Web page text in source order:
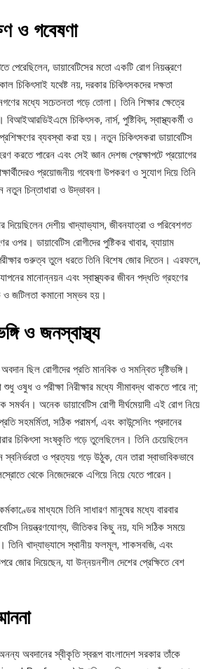
ও গবেষণা
পেরেছিলেন, ডায়াবেটিসের মতো একটি রোগ নিয়ন্ত্রণে
চিকিৎসাই যথেষ্ট নয়, দরকার চিকিৎসকদের দক্ষতা
মধ্যে সচেতনতা গড়ে তোলা। তিনি শিক্ষার ক্ষেত্রে
চিকিৎসক, নার্স, পুষ্টিবিদ, স্বাস্থ্যকর্মী ও
ব্যবস্থা করা হয়। নতুন চিকিৎসকরা ডায়াবেটিস
করতে পারেন এবং সেই জ্ঞান দেশজ প্রেক্ষাপটে প্রয়োগের
প্রয়োজনীয় গবেষণা উপকরণ ও সুযোগ দিয়ে তিনি
চিন্তাধারা ও উদ্ভাবন।
দিয়েছিলেন দেশীয় খাদ্যাভ্যাস, জীবনযাত্রা ও পরিবেশগত
ওপর। ডায়াবেটিস রোগীদের পুষ্টিকর খাবার, ব্যায়াম
গুরুত্ব তুলে ধরতে তিনি বিশেষ জোর দিতেন। এরফলে,
মানোন্নয়ন এবং স্বাস্থ্যকর জীবন পদ্ধতি গ্রহণের
ও জটিলতা কমানো সম্ভব হয়।
ও জনস্বাস্থ্য
ছিল রোগীদের প্রতি মানবিক ও সমন্বিত দৃষ্টিভঙ্গি।
ওষুধ ও পরীক্ষা নিরীক্ষার মধ্যে সীমাবদ্ধ থাকতে পারে না;
সমর্থন। অনেক ডায়াবেটিস রোগী দীর্ঘমেয়াদী এই রোগ নিয়ে
সহমর্মিতা, সঠিক পরামর্শ, এবং কাউন্সেলিং প্রদানের
চিকিৎসা সংষ্কৃতি গড়ে তুলেছিলেন। তিনি চেয়েছিলেন
স্বনির্ভরতা ও প্রত্যয় গড়ে উঠুক, যেন তারা স্বাভাবিকভাবে
থেকে নিজেদেরকে এগিয়ে নিয়ে যেতে পারেন।
মাধ্যমে তিনি সাধারণ মানুষের মধ্যে বারবার
নিয়ন্ত্রণযোগ্য, ভীতিকর কিছু নয়, যদি সঠিক সময়ে
তিনি খাদ্যাভ্যাসে স্থানীয় ফলমূল, শাকসবজি, এবং
জোর দিয়েছেন, যা উন্নয়নশীল দেশের প্রেক্ষিতে বেশ
অবদানের স্বীকৃতি স্বরূপ বাংলাদেশ সরকার তাঁকে